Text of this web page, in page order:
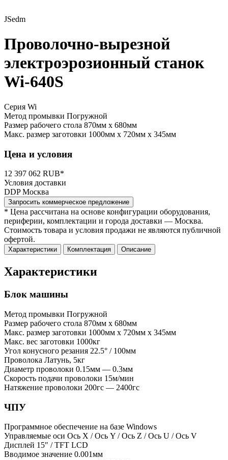
JSedm
Проволочно-вырезной
электроэрозионный станок
Wi-640S
Серия Wi
Метод промывки Погружной
Размер рабочего стола 870мм x 680мм
Макс. размер заготовки 1000мм x 720мм x 345мм
Цена и условия
12 397 062 RUB*
Условия доставки
DDP Москва
Запросить коммерческое предложение
* Цена рассчитана на основе конфигурации оборудования,
периферии, комплектации и города доставки — Москва.
Стоимость товара и условия продажи не являются публичной
офертой.
Характеристики Комплектация Описание
Характеристики
Блок машины
Метод промывки Погружной
Размер рабочего стола 870мм x 680мм
Макс. размер заготовки 1000мм x 720мм x 345мм
Макс. вес заготовки 1000кг
Угол конусного резания 22.5° / 100мм
Проволока Латунь, 5кг
Диаметр проволоки 0.15мм — 0.3мм
Скорость подачи проволоки 15м/мин
Натяжение проволоки 200гс — 2400гс
ЧПУ
Программное обеспечение на базе Windows
Управляемые оси Ось X / Ось Y / Ось Z / Ось U / Ось V
Дисплей 15″ / TFT LCD
Вводимое значение 0.001мм